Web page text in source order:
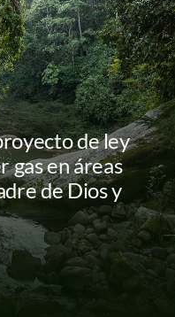
de ley
gas en áreas
de Dios y